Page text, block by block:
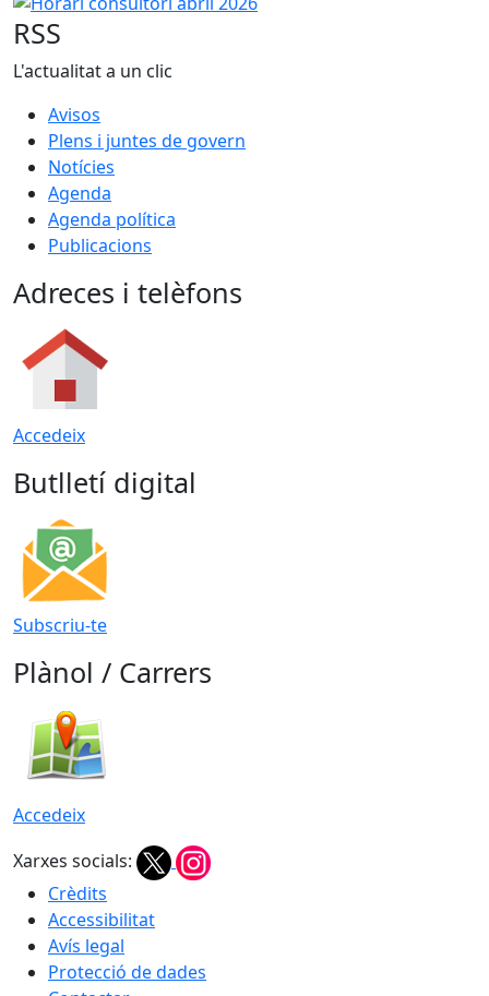
RSS
L'actualitat a un clic
Avisos
Plens i juntes de govern
Notícies
Agenda
Agenda política
Publicacions
Adreces i telèfons
Accedeix
Butlletí digital
Subscriu-te
Plànol / Carrers
Accedeix
Xarxes socials:
Crèdits
Accessibilitat
Avís legal
Protecció de dades